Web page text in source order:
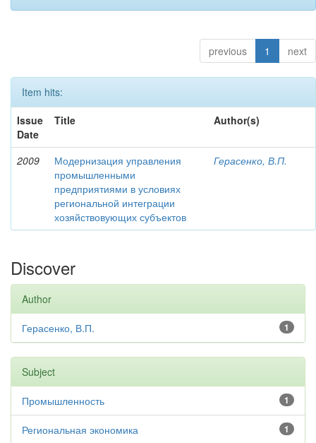
previous 1 next
Item hits:
Issue
Date
Title Author(s)
2009
Модернизация управления
промышленными
предприятиями в условиях
региональной интеграции
хозяйствовующих субъектов
Герасенко, В.П.
Discover
Author
1
Герасенко, В.П.
Subject
1
Промышленность
1
Региональная экономика